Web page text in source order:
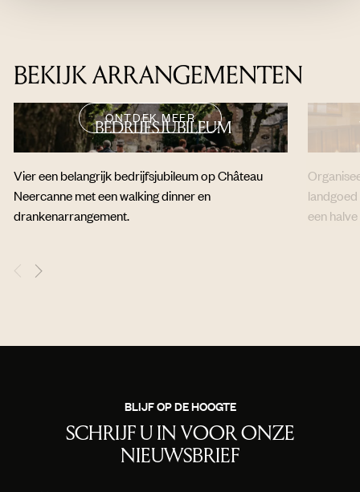
BEKIJK ARRANGEMENTEN
BEDRIJFSJUBILEUM
ONTDEK MEER
Vier een belangrijk bedrijfsjubileum op Château
Neercanne met een walking dinner en
drankenarrangement.
een
BLIJF OP DE HOOGTE
SCHRIJF U IN VOOR ONZE
NIEUWSBRIEF